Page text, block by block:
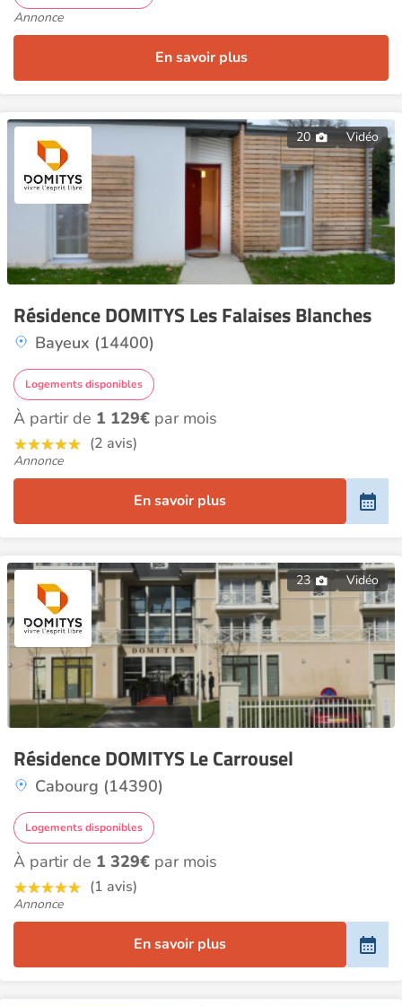
Annonce
En savoir plus
20 Vidéo
Résidence DOMITYS Les Falaises Blanches
Bayeux (14400)
Logements disponibles
À partir de 1 129€ par mois
(2 avis)
Annonce
En savoir plus
23 Vidéo
Résidence DOMITYS Le Carrousel
Cabourg (14390)
Logements disponibles
À partir de 1 329€ par mois
(1 avis)
Annonce
En savoir plus